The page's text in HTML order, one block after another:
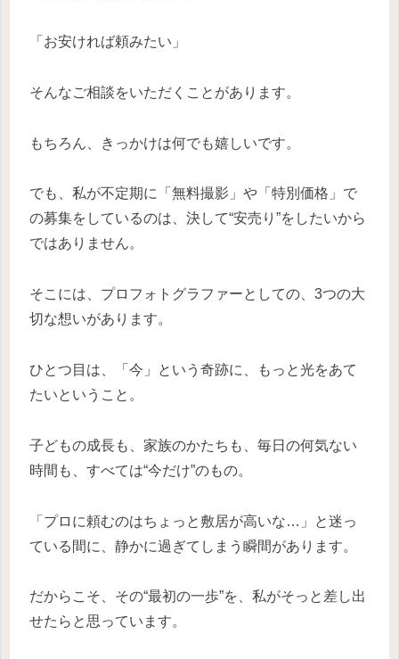
「お安ければ頼みたい」
そんなご相談をいただくことがあります。
もちろん、きっかけは何でも嬉しいです。
でも、私が不定期に「無料撮影」や「特別価格」で
の募集をしているのは、決して“安売り”をしたいから
ではありません。
そこには、プロフォトグラファーとしての、3つの大
切な想いがあります。
ひとつ目は、「今」という奇跡に、もっと光をあて
たいということ。
子どもの成長も、家族のかたちも、毎日の何気ない
時間も、すべては“今だけ”のもの。
「プロに頼むのはちょっと敷居が高いな…」と迷っ
ている間に、静かに過ぎてしまう瞬間があります。
だからこそ、その“最初の一歩”を、私がそっと差し出
せたらと思っています。